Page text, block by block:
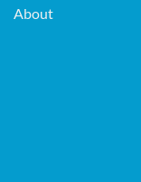
About